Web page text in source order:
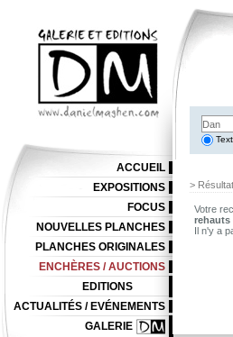
>
Votre
rehauts
Il n'y a
ACCUEIL
EXPOSITIONS
FOCUS
NOUVELLES PLANCHES
PLANCHES ORIGINALES
ENCHÈRES / AUCTIONS
EDITIONS
ACTUALITÉS / EVÉNEMENTS
GALERIE